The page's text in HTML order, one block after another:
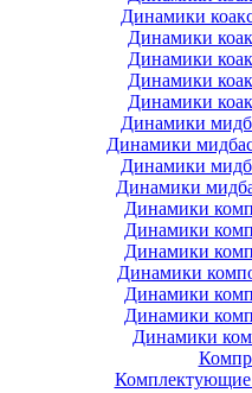
Динамики
Динамики
Динамики
Динамики
Динамики
Динамики
Динамики
Динамики
Динамики
Динамики
Динамики
Динамики
Динамики
Динамики
Динамики
Динамики
Комплектующие